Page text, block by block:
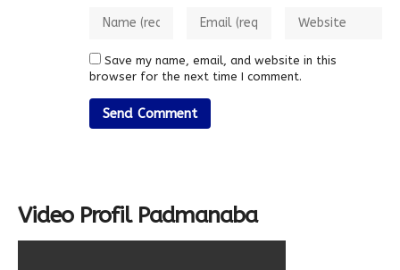
Save my name, email, and website in this
browser for the next time I comment.
Video Profil Padmanaba